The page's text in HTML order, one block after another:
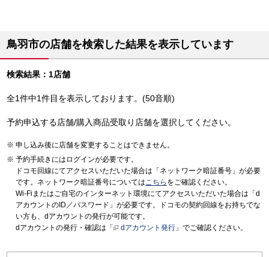
鳥羽市の店舗を検索した結果を表示しています
検索結果：1店舗
全1件中1件目を表示しております。(50音順)
予約申込する店舗/購入商品受取り店舗を選択してください。
申し込み後に店舗を変更することはできません。
予約手続きにはログインが必要です。
ドコモ回線にてアクセスいただいた場合は「ネットワーク暗証番号」が必要
です。ネットワーク暗証番号についてはこちら をご確認ください。
Wi-Fiまたはご自宅のインターネット環境にてアクセスいただいた場合は「d
アカウントのID／パスワード」が必要です。ドコモの契約回線をお持ちでな
い方も、dアカウントの発行が可能です。
dアカウントの発行・確認は「
dアカウント発行 」でご確認ください。